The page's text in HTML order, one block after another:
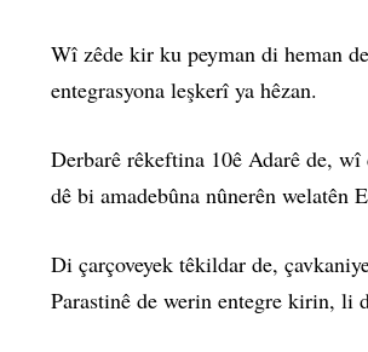
Wî zêde kir ku peyman di heman
entegrasyona leşkerî ya hêzan.
Derbarê rêkeftina 10ê Adarê de,
dê bi amadebûna nûnerên welatên
Di çarçoveyek têkildar de,
Parastinê de werin entegre kirin, li